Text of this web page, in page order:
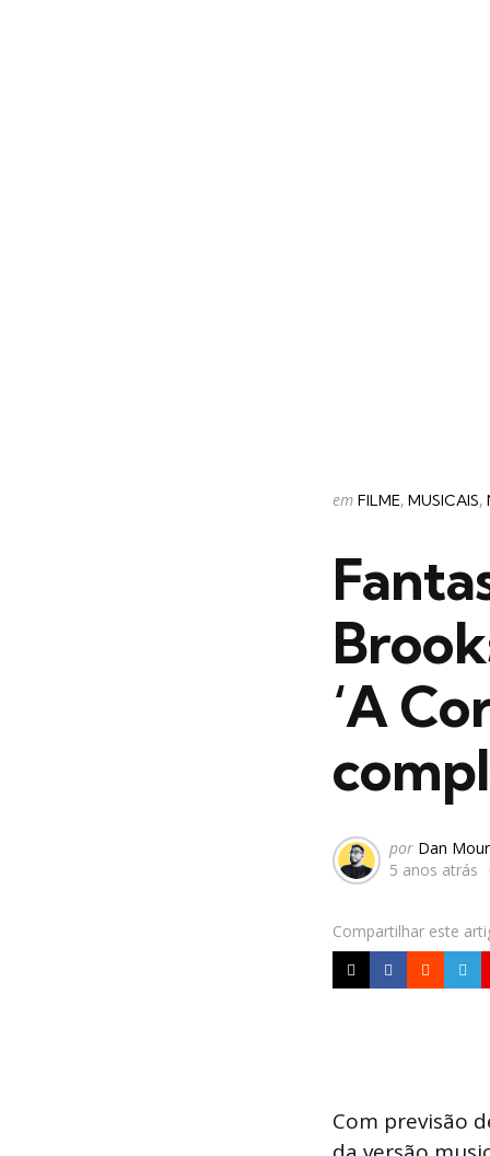
Categorias
Postado
em FILME MUSICAIS
‘A
Postado
por
por Dan
5 anos atrás
Compartilhar este
Com previsão